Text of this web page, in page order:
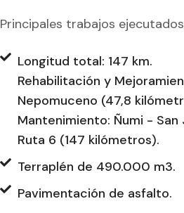
Principales trabajos
Longitud total: 147 km.
Rehabilitación y
Nepomuceno (47,8
Mantenimiento: Ñumi -
Ruta 6 (147 kilómetros).
Terraplén de 490.000 m3.
Pavimentación de asfalto.